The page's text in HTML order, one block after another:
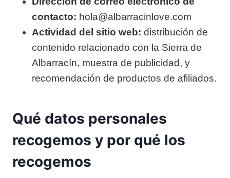
contacto: hola@albarracinlove.com
Actividad del sitio web: distribución de
contenido relacionado con la Sierra de
Albarracín, muestra de publicidad, y
recomendación de productos de afiliados.
Qué datos personales
recogemos y por qué los
recogemos